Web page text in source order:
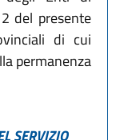
del presente
di cui
permanenza
SERVIZIO